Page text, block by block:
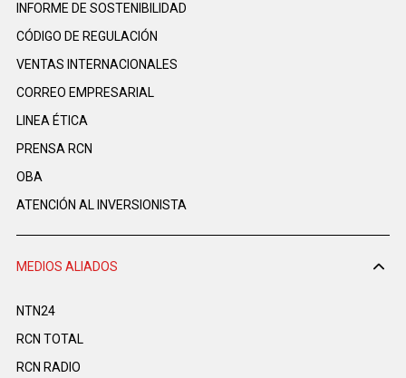
INFORME DE SOSTENIBILIDAD
CÓDIGO DE REGULACIÓN
VENTAS INTERNACIONALES
CORREO EMPRESARIAL
LINEA ÉTICA
PRENSA RCN
OBA
ATENCIÓN AL INVERSIONISTA
MEDIOS ALIADOS
NTN24
RCN TOTAL
RCN RADIO